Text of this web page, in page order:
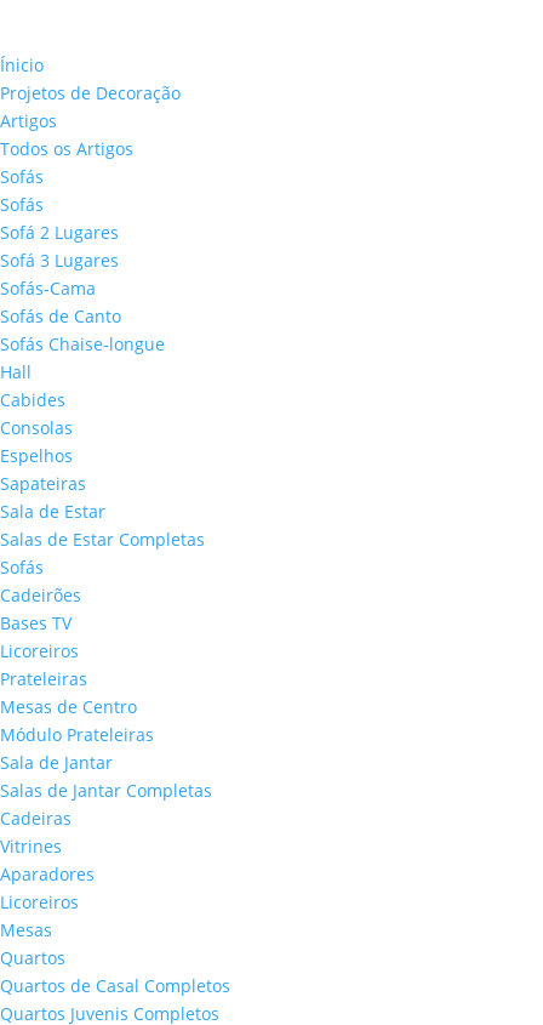
Ínicio
Projetos de Decoração
Artigos
Todos os Artigos
Sofás
Sofás
Sofá 2 Lugares
Sofá 3 Lugares
Sofás-Cama
Sofás de Canto
Sofás Chaise-longue
Hall
Cabides
Consolas
Espelhos
Sapateiras
Sala de Estar
Salas de Estar Completas
Sofás
Cadeirões
Bases TV
Licoreiros
Prateleiras
Mesas de Centro
Módulo Prateleiras
Sala de Jantar
Salas de Jantar Completas
Cadeiras
Vitrines
Aparadores
Licoreiros
Mesas
Quartos
Quartos de Casal Completos
Quartos Juvenis Completos